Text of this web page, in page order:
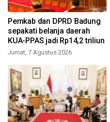
Pemkab dan DPRD Badung
sepakati belanja daerah
KUA-PPAS jadi Rp14,2 triliun
Jumat, 7 Agustus 2026